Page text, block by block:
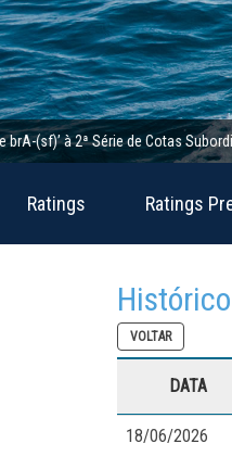
2ª Série de Cotas Subordinadas
Ratings Ratings
VOLTAR
DATA
18/06/2026